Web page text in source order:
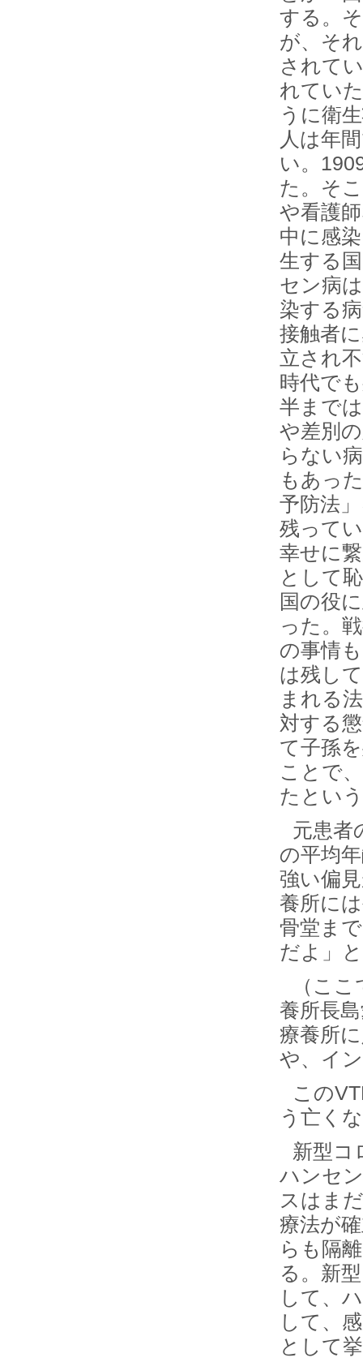
する。
が、そ
されて
れてい
うに衛
人は年
い。
た。そ
や看護
中に感
生する
セン病
染する
接触者
立され
時代で
半まで
や差別
らない
もあっ
予防法
残って
幸せに
として
国の役
った。
の事情
は残し
まれる
対する
て子孫
ことで
たとい
元患者
の平均
強い偏
養所に
骨堂ま
だよ」
（こ
養所長
療養所
や、イ
この
う亡く
新型コ
ハンセ
スはま
療法が
らも隔
る。新
して、
して、
として